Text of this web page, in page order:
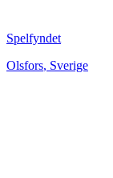
Spelfyndet
Olsfors, Sverige